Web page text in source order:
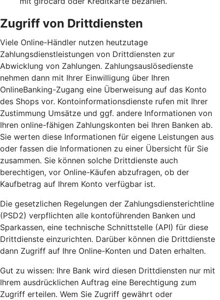
Zugriff von Drittdiensten
Viele Online-Händler nutzen heutzutage
Zahlungsdienstleistungen von Drittdiensten zur
Abwicklung von Zahlungen. Zahlungsauslösedienste
nehmen dann mit Ihrer Einwilligung über Ihren
OnlineBanking-Zugang eine Überweisung auf das Konto
des Shops vor. Kontoinformationsdienste rufen mit Ihrer
Zustimmung Umsätze und ggf. andere Informationen von
Ihren online-fähigen Zahlungskonten bei Ihren Banken ab.
Sie werten diese Informationen für eigene Leistungen aus
oder fassen die Informationen zu einer Übersicht für Sie
zusammen. Sie können solche Drittdienste auch
berechtigen, vor Online-Käufen abzufragen, ob der
Kaufbetrag auf Ihrem Konto verfügbar ist.
Die gesetzlichen Regelungen der Zahlungsdiensterichtline
(PSD2) verpflichten alle kontoführenden Banken und
Sparkassen, eine technische Schnittstelle (API) für diese
Drittdienste einzurichten. Darüber können die Drittdienste
dann Zugriff auf Ihre Online-Konten und Daten erhalten.
Gut zu wissen: Ihre Bank wird diesen Drittdiensten nur mit
Ihrem ausdrücklichen Auftrag eine Berechtigung zum
Zugriff erteilen. Wem Sie Zugriff gewährt oder